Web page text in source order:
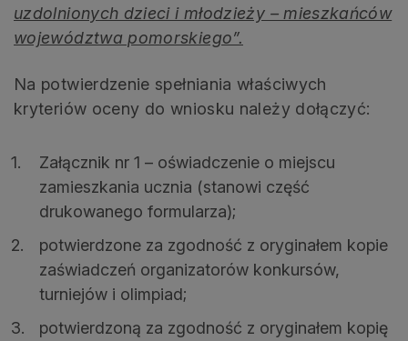
uzdolnionych dzieci i młodzieży – mieszkańców
województwa pomorskiego”.
Na potwierdzenie spełniania właściwych
kryteriów oceny do wniosku należy dołączyć:
Załącznik nr 1 – oświadczenie o miejscu
zamieszkania ucznia (stanowi część
drukowanego formularza);
potwierdzone za zgodność z oryginałem kopie
zaświadczeń organizatorów konkursów,
turniejów i olimpiad;
potwierdzoną za zgodność z oryginałem kopię